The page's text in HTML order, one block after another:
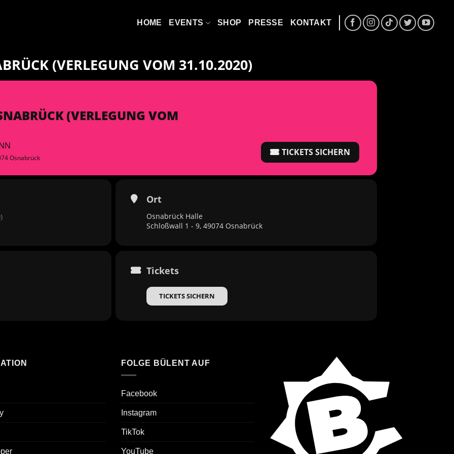
HOME EVENTS SHOP PRESSE KONTAKT
(VERLEGUNG VOM 31.10.2020)
(VERLEGUNG VOM
Osnabrück
TICKETS SICHERN
Ort
Osnabrück Halle
Schloßwall 1 - 9, 49074 Osnabrück
Tickets
TICKETS SICHERN
FOLGE BÜLENT AUF
Facebook
Instagram
TikTok
YouTube